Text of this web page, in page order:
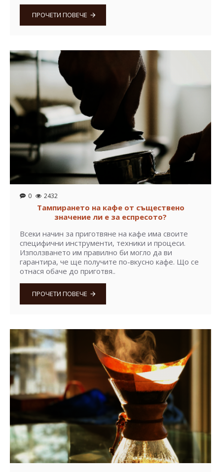
ПРОЧЕТИ ПОВЕЧЕ
0 2432
Тампирането на кафе от съществено
значение ли е за еспресото?
Всеки начин за приготвяне на кафе има своите
специфични инструменти, техники и процеси.
Използването им правилно би могло да ви
гарантира, че ще получите по-вкусно кафе. Що се
отнася обаче до приготвя..
ПРОЧЕТИ ПОВЕЧЕ